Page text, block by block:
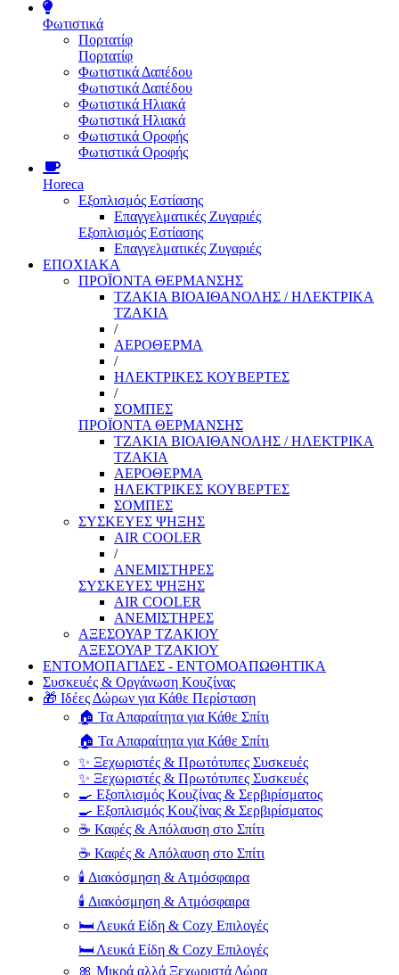
Φωτιστικά
Πορτατίφ
Πορτατίφ
Φωτιστικά Δαπέδου
Φωτιστικά Δαπέδου
Φωτιστικά Ηλιακά
Φωτιστικά Ηλιακά
Φωτιστικά Οροφής
Φωτιστικά Οροφής
Horeca
Εξοπλισμός Εστίασης
Επαγγελματικές Ζυγαριές
Εξοπλισμός Εστίασης
Επαγγελματικές Ζυγαριές
ΕΠΟΧΙΑΚΑ
ΠΡΟΪΟΝΤΑ ΘΕΡΜΑΝΣΗΣ
ΤΖΑΚΙΑ ΒΙΟΑΙΘΑΝΟΛΗΣ / ΗΛΕΚΤΡΙΚΑ
ΤΖΑΚΙΑ
/
ΑΕΡΟΘΕΡΜΑ
/
ΗΛΕΚΤΡΙΚΕΣ ΚΟΥΒΕΡΤΕΣ
/
ΣΟΜΠΕΣ
ΠΡΟΪΟΝΤΑ ΘΕΡΜΑΝΣΗΣ
ΤΖΑΚΙΑ ΒΙΟΑΙΘΑΝΟΛΗΣ / ΗΛΕΚΤΡΙΚΑ
ΤΖΑΚΙΑ
ΑΕΡΟΘΕΡΜΑ
ΗΛΕΚΤΡΙΚΕΣ ΚΟΥΒΕΡΤΕΣ
ΣΟΜΠΕΣ
ΣΥΣΚΕΥΕΣ ΨΗΞΗΣ
AIR COOLER
/
ΑΝΕΜΙΣΤΗΡΕΣ
ΣΥΣΚΕΥΕΣ ΨΗΞΗΣ
AIR COOLER
ΑΝΕΜΙΣΤΗΡΕΣ
ΑΞΕΣΟΥΑΡ ΤΖΑΚΙΟΥ
ΑΞΕΣΟΥΑΡ ΤΖΑΚΙΟΥ
ΕΝΤΟΜΟΠΑΓΙΔΕΣ - ΕΝΤΟΜΟΑΠΩΘΗΤΙΚΑ
Συσκευές & Οργάνωση Κουζίνας
🎁 Ιδέες Δώρων για Κάθε Περίσταση
🏠 Τα Απαραίτητα για Κάθε Σπίτι
🏠 Τα Απαραίτητα για Κάθε Σπίτι
✨ Ξεχωριστές & Πρωτότυπες Συσκευές
✨ Ξεχωριστές & Πρωτότυπες Συσκευές
🍳 Εξοπλισμός Κουζίνας & Σερβιρίσματος
🍳 Εξοπλισμός Κουζίνας & Σερβιρίσματος
☕ Καφές & Απόλαυση στο Σπίτι
☕ Καφές & Απόλαυση στο Σπίτι
🕯️ Διακόσμηση & Ατμόσφαιρα
🕯️ Διακόσμηση & Ατμόσφαιρα
🛏️ Λευκά Είδη & Cozy Επιλογές
🛏️ Λευκά Είδη & Cozy Επιλογές
🎀 Μικρά αλλά Ξεχωριστά Δώρα